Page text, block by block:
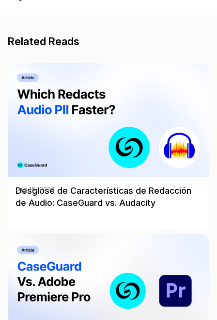
Related Reads
Desglose de Características de Redacción
de Audio: CaseGuard vs. Audacity
July 16, 2026